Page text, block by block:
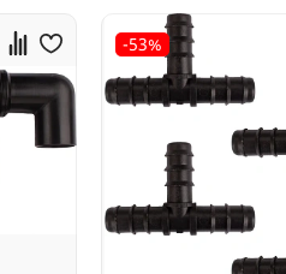
-53%